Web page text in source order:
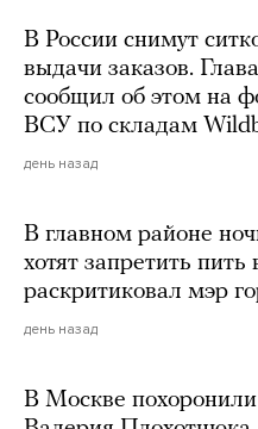
В России снимут
выдачи заказов.
сообщил об этом на
ВСУ по складам
день назад
В главном районе
хотят запретить
раскритиковал мэр
день назад
В Москве